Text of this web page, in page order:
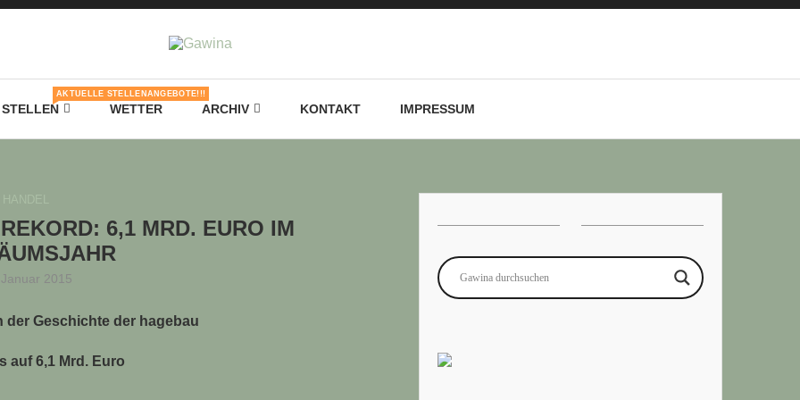
STELLEN
AKTUELLE STELLENANGEBOTE!!!
WETTER ARCHIV KONTAKT IMPRESSUM
6,1 MRD. EURO IM
2015
der Geschichte der hagebau
auf 6,1 Mrd. Euro